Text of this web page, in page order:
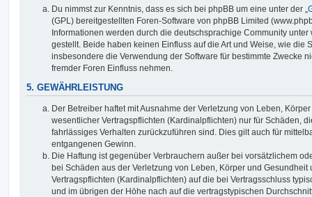
Du nimmst zur Kenntnis, dass es sich bei phpBB um eine unter der „
(GPL) bereitgestellten Foren-Software von phpBB Limited
Informationen werden durch die deutschsprachige Community
gestellt. Beide haben keinen Einfluss auf die Art und Weise, wie die
insbesondere die Verwendung der Software für bestimmte Zwecke
fremder Foren Einfluss nehmen.
5. GEWÄHRLEISTUNG
Der Betreiber haftet mit Ausnahme der Verletzung von Leben,
wesentlicher Vertragspflichten (Kardinalpflichten) nur für Schäden,
fahrlässiges Verhalten zurückzuführen sind. Dies gilt auch für
entgangenen Gewinn.
Die Haftung ist gegenüber Verbrauchern außer bei vorsätzlichem
bei Schäden aus der Verletzung von Leben, Körper und
Vertragspflichten (Kardinalpflichten) auf die bei Vertragsschluss
und im übrigen der Höhe nach auf die vertragstypischen